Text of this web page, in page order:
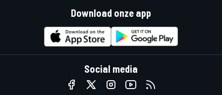
Download onze app
Social media